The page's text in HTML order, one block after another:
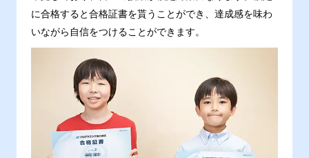
に合格すると合格証書を貰うことができ、達成感を味わ
いながら自信をつけることができます。